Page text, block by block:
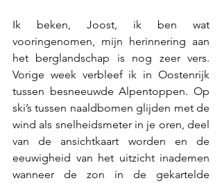
Ik beken, Joost, ik ben wat
vooringenomen, mijn herinnering aan
het berglandschap is nog zeer vers.
Vorige week verbleef ik in Oostenrijk
tussen besneeuwde Alpentoppen. Op
ski’s tussen naaldbomen glijden met de
wind als snelheidsmeter in je oren, deel
van de ansichtkaart worden en de
eeuwigheid van het uitzicht inademen
wanneer de zon in de gekartelde